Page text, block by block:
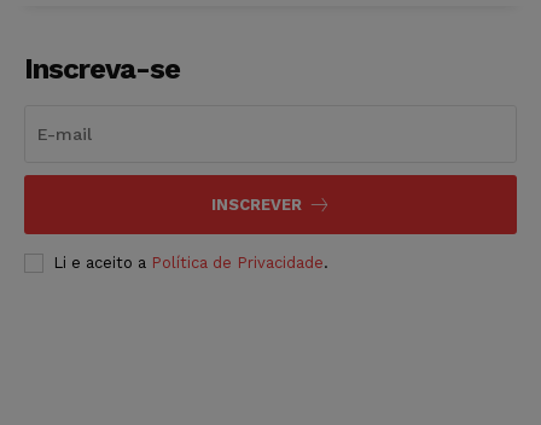
Inscreva-se
INSCREVER
Li e aceito a Política de Privacidade.